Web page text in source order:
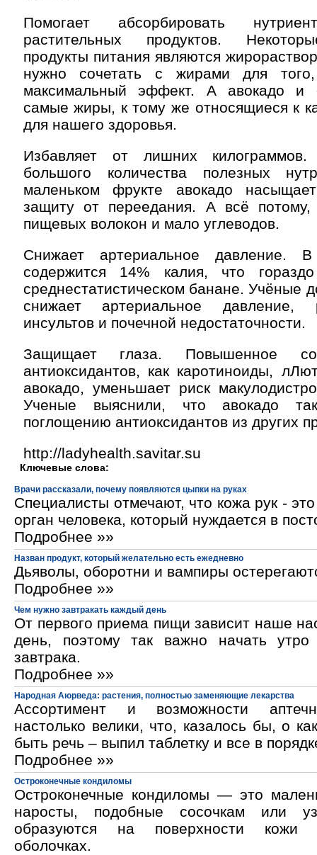
Помогает абсорбировать
растительных продуктов.
продукты питания являются
нужно сочетать с жирами для
максимальный эффект. А авокадо и
самые жиры, к тому же относящиеся к
для нашего здоровья.
Избавляет от лишних
большого количества полезных
маленьком фрукте авокадо
защиту от переедания. А всё
пищевых волокон и мало углеводов.
Снижает артериальное давление.
содержится 14% калия, что
среднестатистическом банане. Учёные
снижает артериальное давление,
инсультов и почечной недостаточности.
Защищает глаза. Повышенное
антиоксидантов, как каротиноиды,
авокадо, уменьшает риск
Ученые выяснили, что авокадо
поглощению антиоксидантов из других
http://ladyhealth.savitar.su
Ключевые слова:
Врачи рассказали, почему появляются цыпки на руках
Специалисты отмечают, что кожа рук -
орган человека, который нуждается в
Подробнее »»
Назван продукт, который желательно есть ежедневно
Дьяволы, оборотни и вампиры
Подробнее »»
Чем нужно завтракать каждый день
От первого приема пищи зависит наше
день, поэтому так важно начать утро
завтрака.
Подробнее »»
Народная Аюрведа: растения, полностью заменяющие лекарства
Ассортимент и возможности
настолько велики, что, казалось бы, о
быть речь – выпил таблетку и все в
Подробнее »»
Остроконечные кондиломы
Остроконечные кондиломы — это
наросты, подобные сосочкам или
образуются на поверхности кожи
оболочках.